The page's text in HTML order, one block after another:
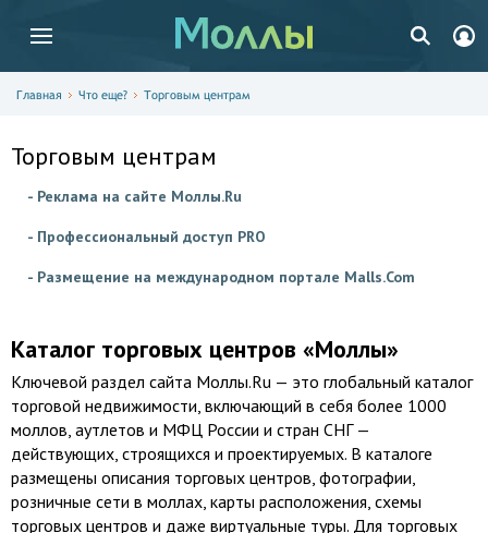
Главная Что еще? Торговым центрам
Торговым центрам
- Реклама на сайте Моллы.Ru
- Профессиональный доступ PRO
- Размещение на международном портале Malls.Com
Каталог торговых центров «Моллы»
Ключевой раздел сайта Моллы.Ru — это глобальный каталог
торговой недвижимости, включающий в себя более 1000
моллов, аутлетов и МФЦ России и стран СНГ —
действующих, строящихся и проектируемых. В каталоге
размещены описания торговых центров, фотографии,
розничные сети в моллах, карты расположения, схемы
торговых центров и даже виртуальные туры. Для торговых